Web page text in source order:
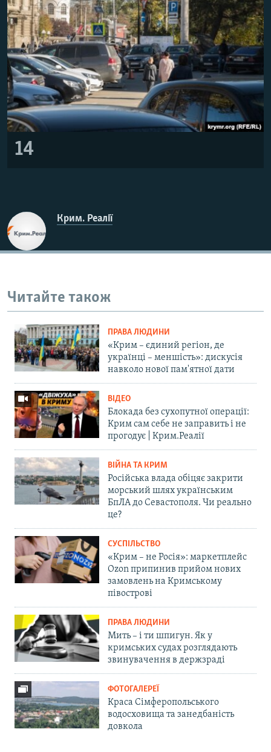
14
Крим. Реалії
Читайте також
ПРАВА ЛЮДИНИ
«Крим – єдиний регіон, де
українці – меншість»: дискусія
навколо нової пам'ятної дати
ВІДЕО
Блокада без сухопутної операції:
Крим сам себе не заправить і не
прогодує | Крим.Реалії
ВІЙНА ТА КРИМ
Російська влада обіцяє закрити
морський шлях українським
БпЛА до Севастополя. Чи реально
це?
СУСПІЛЬСТВО
«Крим – не Росія»: маркетплейс
Ozon припинив прийом нових
замовлень на Кримському
півострові
ПРАВА ЛЮДИНИ
Мить – і ти шпигун. Як у
кримських судах розглядають
звинувачення в держзраді
ФОТОГАЛЕРЕЇ
Краса Сімферопольського
водосховища та занедбаність
довкола